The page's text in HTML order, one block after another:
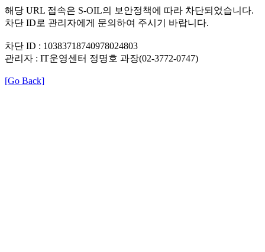
해당 URL 접속은 S-OIL의 보안정책에 따라 차단되었습니다.
차단 ID로 관리자에게 문의하여 주시기 바랍니다.
차단 ID : 10383718740978024803
관리자 : IT운영센터 정명호 과장(02-3772-0747)
[Go Back]